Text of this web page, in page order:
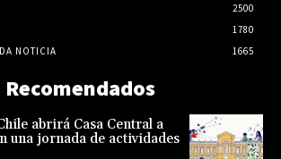
2500
1780
NOTICIA
1665
Recomendados
abrirá Casa Central a
una jornada de actividades